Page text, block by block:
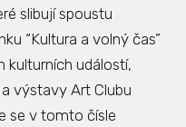
slibují spoustu
“Kultura a volný čas”
kulturních událostí,
výstavy Art Clubu
se v tomto čísle